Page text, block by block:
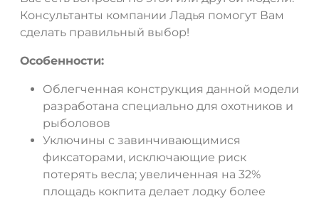
Консультанты компании Ладья помогут Вам
сделать правильный выбор!
Особенности:
Облегченная конструкция данной модели
разработана специально для охотников и
рыболовов
Уключины с завинчивающимися
фиксаторами, исключающие риск
потерять весла; увеличенная на 32%
площадь кокпита делает лодку более
ДА